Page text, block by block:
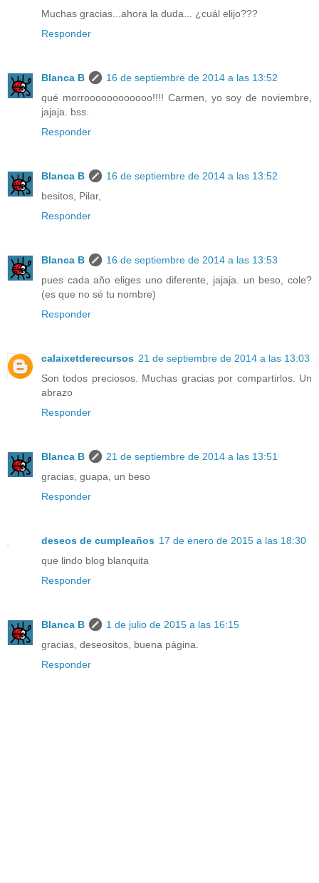
Muchas gracias...ahora la duda... ¿cuál elijo???
Responder
Blanca B
16 de septiembre de 2014 a las 13:52
qué morroooooooooooo!!!! Carmen, yo soy de noviembre,
jajaja. bss.
Responder
Blanca B
16 de septiembre de 2014 a las 13:52
besitos, Pilar,
Responder
Blanca B
16 de septiembre de 2014 a las 13:53
pues cada año eliges uno diferente, jajaja. un beso, cole?
(es que no sé tu nombre)
Responder
calaixetderecursos 21 de septiembre de 2014 a las 13:03
Son todos preciosos. Muchas gracias por compartirlos. Un
abrazo
Responder
Blanca B
21 de septiembre de 2014 a las 13:51
gracias, guapa, un beso
Responder
deseos de cumpleaños 17 de enero de 2015 a las 18:30
que lindo blog blanquita
Responder
Blanca B
1 de julio de 2015 a las 16:15
gracias, deseositos, buena página.
Responder